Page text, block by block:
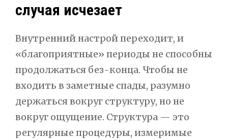
случая исчезает
Внутренний настрой переходит, и
«благоприятные» периоды не способны
продолжаться без-конца. Чтобы не
входить в заметные спады, разумно
держаться вокруг структуру, но не
вокруг ощущение. Структура — это
регулярные процедуры, измеримые